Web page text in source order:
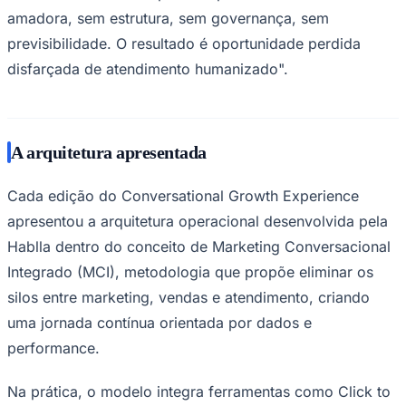
amadora, sem estrutura, sem governança, sem
previsibilidade. O resultado é oportunidade perdida
disfarçada de atendimento humanizado".
A arquitetura apresentada
Cada edição do Conversational Growth Experience
apresentou a arquitetura operacional desenvolvida pela
Hablla dentro do conceito de Marketing Conversacional
Integrado (MCI), metodologia que propõe eliminar os
silos entre marketing, vendas e atendimento, criando
uma jornada contínua orientada por dados e
performance.
Na prática, o modelo integra ferramentas como Click to